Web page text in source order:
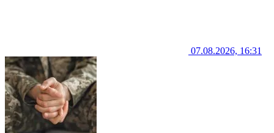
07.08.2026, 16:31